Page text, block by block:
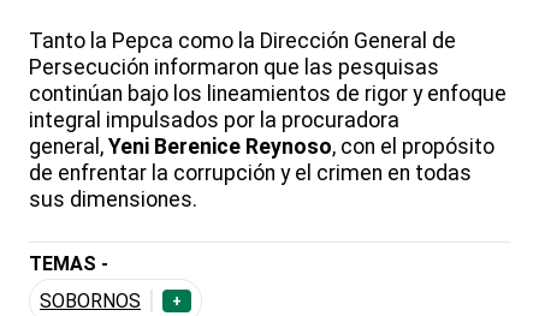
Tanto la Pepca como la Dirección General de
Persecución informaron que las pesquisas
continúan bajo los lineamientos de rigor y enfoque
integral impulsados por la procuradora
general, Yeni Berenice Reynoso, con el propósito
de enfrentar la corrupción y el crimen en todas
sus dimensiones.
TEMAS -
SOBORNOS
+